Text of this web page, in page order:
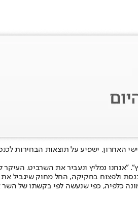
האחרון, ישפיע על תוצאות הבחירות
"אנחנו נמליץ ונעביר את השרביט. העיקר
ולפצוח בחקיקה, החל מחוק שיגביל
כלפיה, כפי שנעשה לפי בקשתו של